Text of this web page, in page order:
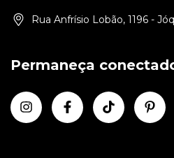
Rua Anfrísio Lobão, 1196 -
Permaneça